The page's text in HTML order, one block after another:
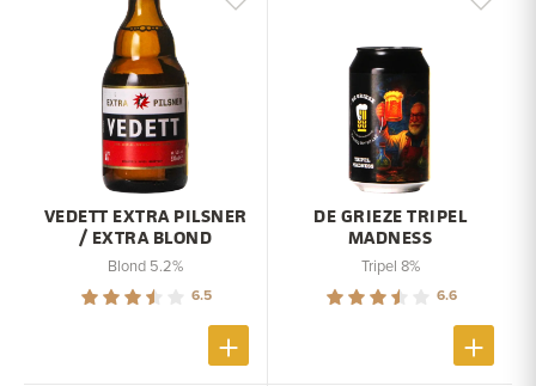
VEDETT EXTRA PILSNER
/ EXTRA BLOND
Blond 5.2%
6.5
DE GRIEZE TRIPEL
MADNESS
Tripel 8%
6.6